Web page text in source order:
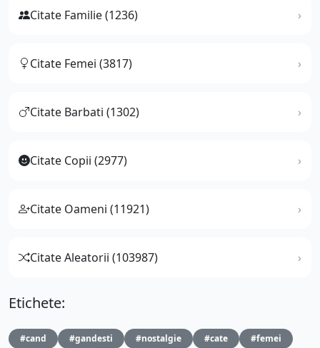
Citate Familie (1236)
Citate Femei (3817)
Citate Barbati (1302)
Citate Copii (2977)
Citate Oameni (11921)
Citate Aleatorii (103987)
Etichete:
#cand #gandesti #nostalgie #cate
#femei